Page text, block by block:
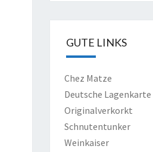
GUTE LINKS
Chez Matze
Deutsche Lagenkarte
Originalverkorkt
Schnutentunker
Weinkaiser